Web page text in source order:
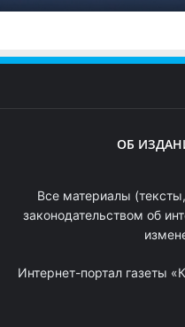
ОБ
Все материалы
законодательством об
Интернет-портал газеты